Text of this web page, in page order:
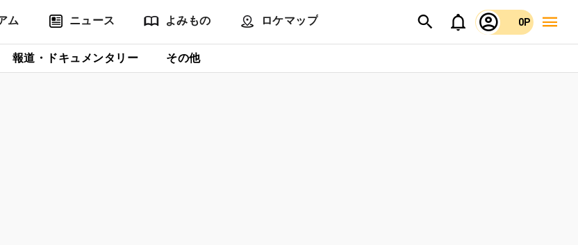
ム ニュース よみもの ロケマップ 0P
報道・ドキュメンタリー その他